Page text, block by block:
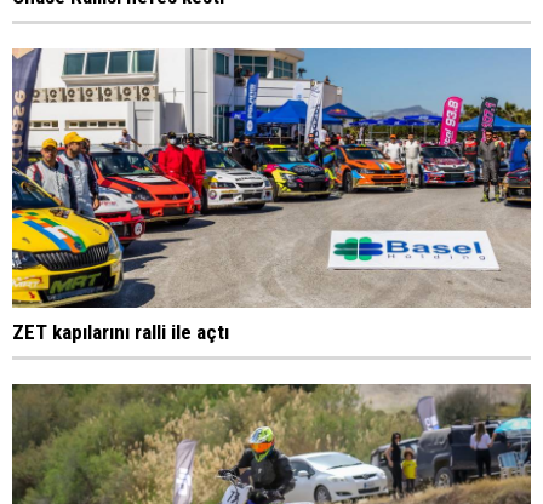
ZET kapılarını ralli ile açtı